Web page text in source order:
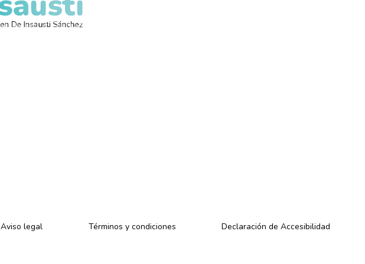
Aviso legal Términos y condiciones Declaración de Accesibilidad